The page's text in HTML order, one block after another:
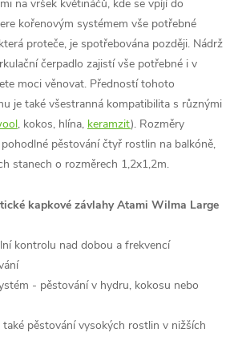
na vršek květináčů, kde se vpíjí do
kořenovým systémem vše potřebné
proteče, je spotřebována později. Nádrž
čerpadlo zajistí vše potřebné i v
moci věnovat. Předností tohoto
je také všestranná kompatibilita s různými
, kokos, hlína, keramzit). Rozměry
pěstování čtyř rostlin na balkóně,
stanech o rozměrech 1,2x1,2m.
kapkové závlahy Atami Wilma Large
kontrolu nad dobou a frekvencí
- pěstování v hydru, kokosu nebo
pěstování vysokých rostlin v nižších